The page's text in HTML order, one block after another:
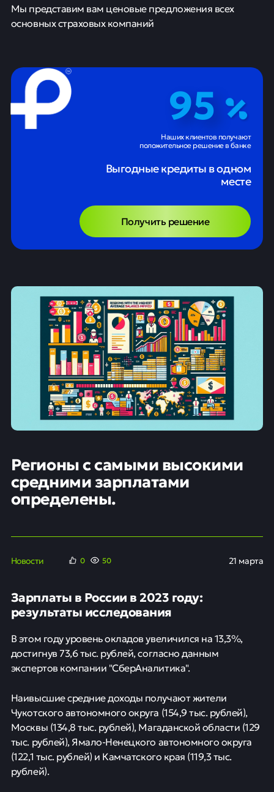
Мы представим вам ценовые предложения всех
основных страховых компаний
95
Наших клиентов получают
положительное решение в банке
Выгодные кредиты в одном
месте
Получить решение
Регионы с самыми высокими
средними зарплатами
определены.
Новости 0 50 21 марта
Зарплаты в России в 2023 году:
результаты исследования
В этом году уровень окладов увеличился на 13,3%,
достигнув 73,6 тыс. рублей, согласно данным
экспертов компании "СберАналитика".
Наивысшие средние доходы получают жители
Чукотского автономного округа (154,9 тыс. рублей),
Москвы (134,8 тыс. рублей), Магаданской области (129
тыс. рублей), Ямало-Ненецкого автономного округа
(122,1 тыс. рублей) и Камчатского края (119,3 тыс.
рублей).